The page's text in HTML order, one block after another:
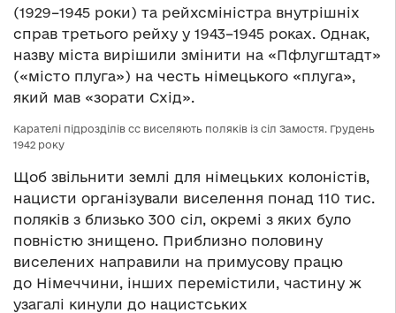
(1929–1945 роки) та рейхсміністра внутрішніх
справ третього рейху у 1943–1945 роках. Однак,
назву міста вирішили змінити на «Пфлугштадт»
(«місто плуга») на честь німецького «плуга»,
який мав «зорати Схід».
Карателі підрозділів сс виселяють поляків із сіл Замостя. Грудень
1942 року
Щоб звільнити землі для німецьких колоністів,
нацисти організували виселення понад 110 тис.
поляків з близько 300 сіл, окремі з яких було
повністю знищено. Приблизно половину
виселених направили на примусову працю
до Німеччини, інших перемістили, частину ж
узагалі кинули до нацистських